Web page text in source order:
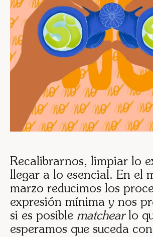
Recalibrarnos, limpiar lo
llegar a lo esencial. En el
marzo reducimos los
expresión mínima y nos
si es posible matchearlo
esperamos que suceda